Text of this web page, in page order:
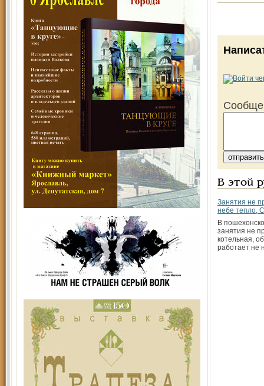
В этой
Занятия не
небе тепло,
В
занятия не
котельная,
работает не